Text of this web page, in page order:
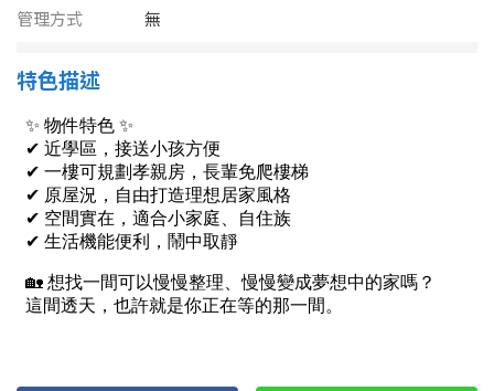
台南市
高雄市
澎湖縣
屏東縣
20~30 坪
40~50 坪
60~70 坪
80坪以上
管理方式 無
特色描述